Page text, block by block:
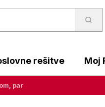
rešitve Moj
par